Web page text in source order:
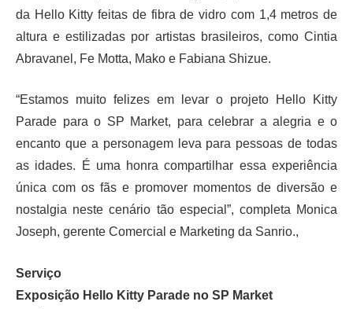
da Hello Kitty feitas de fibra de vidro com 1,4 metros de
altura e estilizadas por artistas brasileiros, como Cintia
Abravanel, Fe Motta, Mako e Fabiana Shizue.
“Estamos muito felizes em levar o projeto Hello Kitty
Parade para o SP Market, para celebrar a alegria e o
encanto que a personagem leva para pessoas de todas
as idades. É uma honra compartilhar essa experiência
única com os fãs e promover momentos de diversão e
nostalgia neste cenário tão especial”, completa Monica
Joseph, gerente Comercial e Marketing da Sanrio.,
Serviço
Exposição Hello Kitty Parade no SP Market